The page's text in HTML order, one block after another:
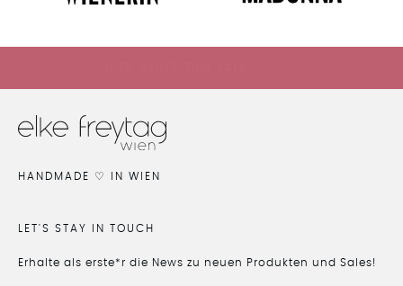
HANDMADE ♡ IN WIEN
LET'S STAY IN TOUCH
Erhalte als erste*r die News zu neuen Produkten und Sales!